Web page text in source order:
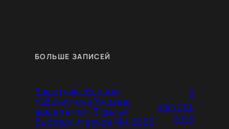
БОЛЬШЕ ЗАПИСЕЙ
Защитник сборной
Узбекистана Хусанов
вошел в топ-6 самых
быстрых игроков ЧМ-2026
8
августа,
2026